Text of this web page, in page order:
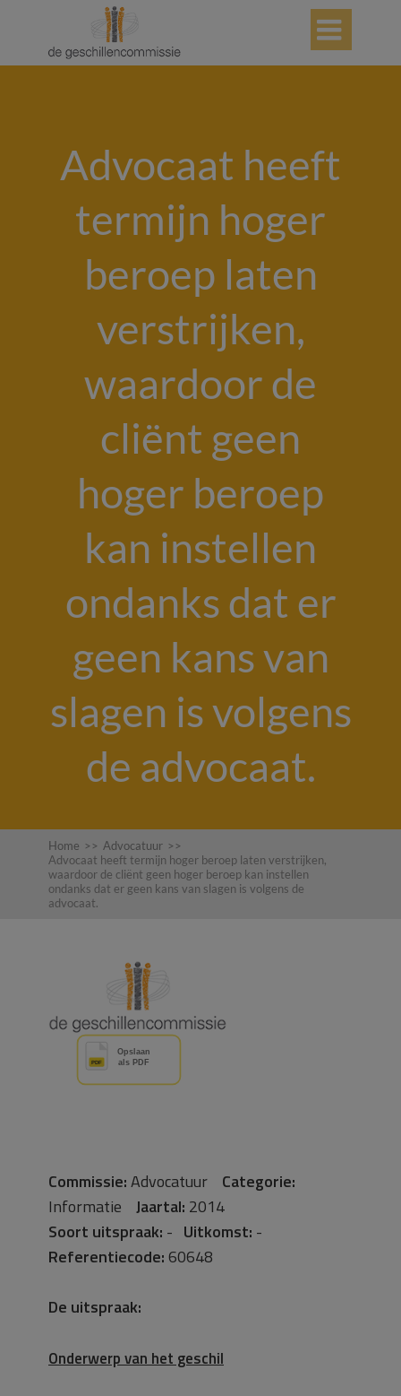

Advocaat heeft
termijn hoger
beroep laten
verstrijken,
waardoor de
cliënt geen
hoger beroep
kan instellen
ondanks dat er
geen kans van
slagen is volgens
de advocaat.
Home >> Advocatuur >>
Advocaat heeft termijn hoger beroep laten verstrijken,
waardoor de cliënt geen hoger beroep kan instellen
ondanks dat er geen kans van slagen is volgens de
advocaat.
Commissie:Advocatuur Categorie:
Informatie Jaartal: 2014
Soort uitspraak: - Uitkomst: -
Referentiecode:60648
De uitspraak:
Onderwerp van het geschil